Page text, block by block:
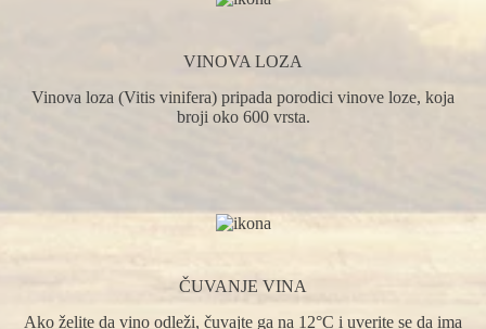
VINOVA LOZA
Vinova loza (Vitis vinifera) pripada porodici vinove loze, koja
broji oko 600 vrsta.
ČUVANJE VINA
Ako želite da vino odleži, čuvajte ga na 12°C i uverite se da ima